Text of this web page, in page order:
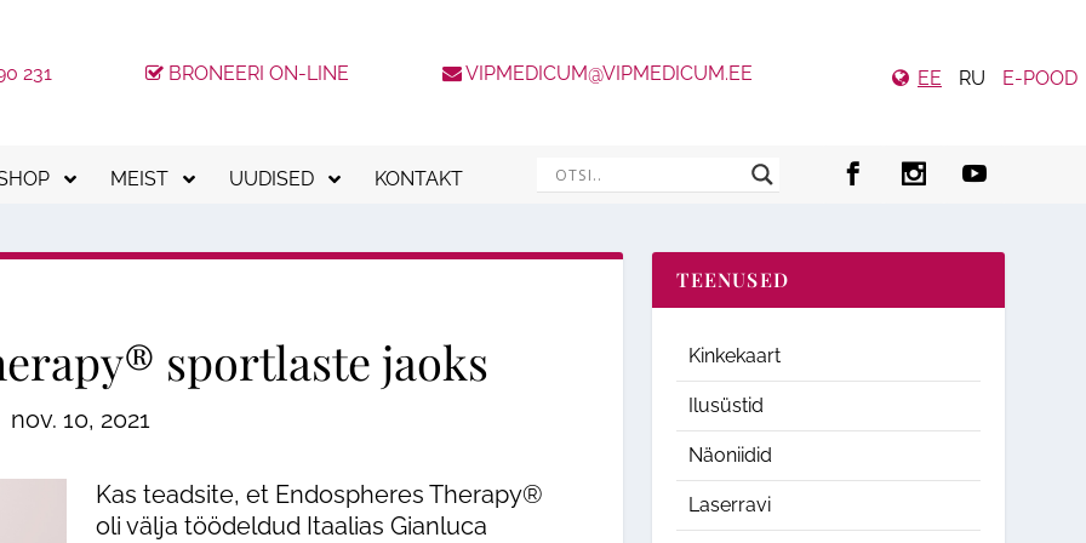
231 BRONEERI ON-LINE VIPMEDICUM@VIPMEDICUM.EE EE RU E-POOD
MODENA järelmaks
MediCrediti järelmaks
Ilukirurgia
MEIST
Tagasiside
UUDISED KONTAKT
sportlaste jaoks
nov. 10, 2021
Kas teadsite, et Endospheres Therapy®
oli välja töödeldud Itaalias Gianluca
TEENUSED
Kinkekaart
Ilusüstid
Näoniidid
Laserravi